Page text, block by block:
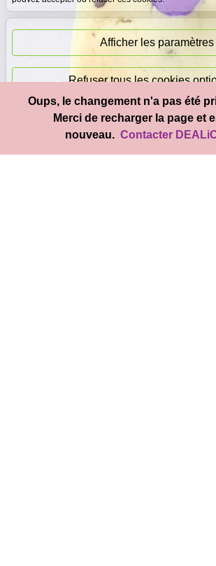
Afficher les paramètres
Refuser tous les cookies
Accepter tous les
Paiement
immédiat
© 2026 DEALiCASH- Tous droits
Oups, le changement n'a pas été
Merci de recharger la page et
nouveau. Contacter